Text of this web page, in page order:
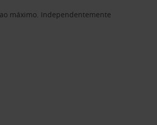
máximo. Independentemente